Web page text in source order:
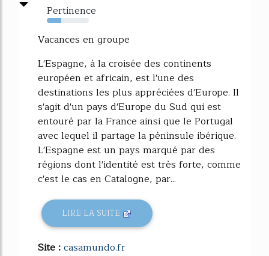
Pertinence
34%
Vacances en groupe
L'Espagne, à la croisée des continents
européen et africain, est l'une des
destinations les plus appréciées d'Europe. Il
s'agit d'un pays d'Europe du Sud qui est
entouré par la France ainsi que le Portugal
avec lequel il partage la péninsule ibérique.
L'Espagne est un pays marqué par des
régions dont l'identité est très forte, comme
c'est le cas en Catalogne, par...
LIRE LA SUITE
Site :casamundo.fr